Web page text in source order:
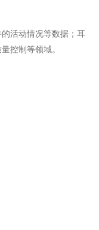
活动情况等数据；耳
控制等领域。